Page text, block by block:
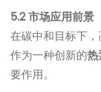
5.2 市场应用前景
在碳中和目标下，
作为一种创新的热
要作用。